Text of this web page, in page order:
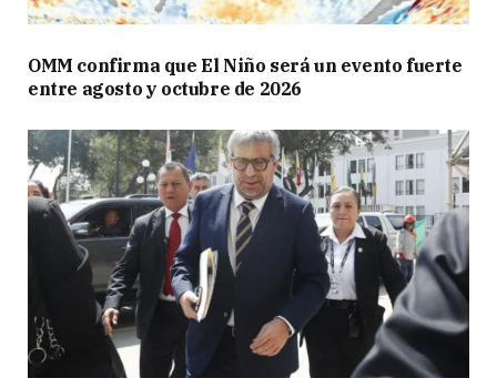
OMM confirma que El Niño será un evento fuerte
entre agosto y octubre de 2026